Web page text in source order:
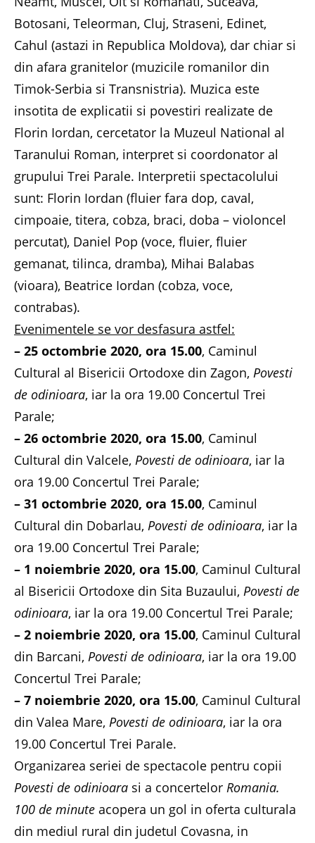
Botosani, Teleorman, Cluj, Straseni, Edinet,
Cahul (astazi in Republica Moldova), dar chiar si
din afara granitelor (muzicile romanilor din
Timok-Serbia si Transnistria). Muzica este
insotita de explicatii si povestiri realizate de
Florin Iordan, cercetator la Muzeul National al
Taranului Roman, interpret si coordonator al
grupului Trei Parale. Interpretii spectacolului
sunt: Florin Iordan (fluier fara dop, caval,
cimpoaie, titera, cobza, braci, doba – violoncel
percutat), Daniel Pop (voce, fluier, fluier
gemanat, tilinca, dramba), Mihai Balabas
(vioara), Beatrice Iordan (cobza, voce,
contrabas).
Evenimentele se vor desfasura astfel:
– 25 octombrie 2020, ora 15.00, Caminul
Cultural al Bisericii Ortodoxe din Zagon, Povesti
de odinioara, iar la ora 19.00 Concertul Trei
Parale;
– 26 octombrie 2020, ora 15.00, Caminul
Cultural din Valcele, Povesti de odinioara, iar la
ora 19.00 Concertul Trei Parale;
– 31 octombrie 2020, ora 15.00, Caminul
Cultural din Dobarlau, Povesti de odinioara, iar la
ora 19.00 Concertul Trei Parale;
– 1 noiembrie 2020, ora 15.00, Caminul Cultural
al Bisericii Ortodoxe din Sita Buzaului, Povesti de
odinioara, iar la ora 19.00 Concertul Trei Parale;
– 2 noiembrie 2020, ora 15.00, Caminul Cultural
din Barcani, Povesti de odinioara, iar la ora 19.00
Concertul Trei Parale;
– 7 noiembrie 2020, ora 15.00, Caminul Cultural
din Valea Mare, Povesti de odinioara, iar la ora
19.00 Concertul Trei Parale.
Organizarea seriei de spectacole pentru copii
Povesti de odinioara si a concertelor Romania.
100 de minute acopera un gol in oferta culturala
din mediul rural din judetul Covasna, in